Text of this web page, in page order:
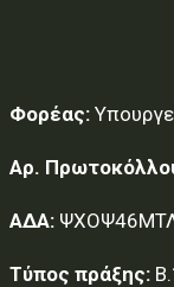
Φορέας:
Αρ.
ΑΔΑ:
Τύπος πράξης: